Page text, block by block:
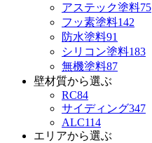
アステック塗料75
フッ素塗料142
防水塗料91
シリコン塗料183
無機塗料87
壁材質から選ぶ
RC84
サイディング347
ALC114
エリアから選ぶ